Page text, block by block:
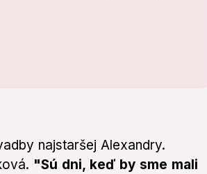
najstaršej Alexandry.
"Sú dni, keď by sme mali